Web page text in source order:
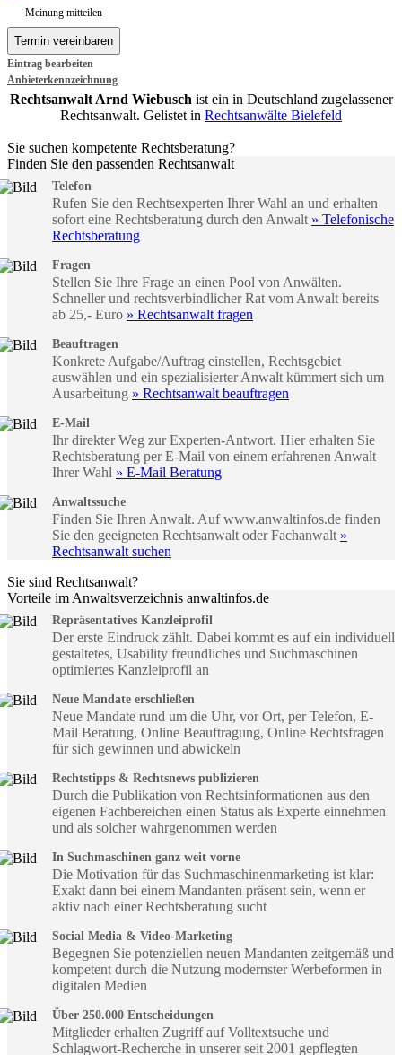
Meinung mitteilen
Eintrag bearbeiten
Anbieterkennzeichnung
Rechtsanwalt Arnd Wiebusch ist ein in Deutschland zugelassener
Rechtsanwalt. Gelistet in Rechtsanwälte Bielefeld
Sie suchen kompetente Rechtsberatung?
Finden Sie den passenden Rechtsanwalt
Telefon
Rufen Sie den Rechtsexperten Ihrer Wahl an und erhalten
sofort eine Rechtsberatung durch den Anwalt » Telefonische
Rechtsberatung
Fragen
Stellen Sie Ihre Frage an einen Pool von Anwälten.
Schneller und rechtsverbindlicher Rat vom Anwalt bereits
ab 25,- Euro » Rechtsanwalt fragen
Beauftragen
Konkrete Aufgabe/Auftrag einstellen, Rechtsgebiet
auswählen und ein spezialisierter Anwalt kümmert sich um
Ausarbeitung » Rechtsanwalt beauftragen
E-Mail
Ihr direkter Weg zur Experten-Antwort. Hier erhalten Sie
Rechtsberatung per E-Mail von einem erfahrenen Anwalt
Ihrer Wahl » E-Mail Beratung
Anwaltssuche
Finden Sie Ihren Anwalt. Auf www.anwaltinfos.de finden
Sie den geeigneten Rechtsanwalt oder Fachanwalt »
Rechtsanwalt suchen
Sie sind Rechtsanwalt?
Vorteile im Anwaltsverzeichnis anwaltinfos.de
Repräsentatives Kanzleiprofil
Der erste Eindruck zählt. Dabei kommt es auf ein individuell
gestaltetes, Usability freundliches und Suchmaschinen
optimiertes Kanzleiprofil an
Neue Mandate erschließen
Neue Mandate rund um die Uhr, vor Ort, per Telefon, E-
Mail Beratung, Online Beauftragung, Online Rechtsfragen
für sich gewinnen und abwickeln
Rechtstipps & Rechtsnews publizieren
Durch die Publikation von Rechtsinformationen aus den
eigenen Fachbereichen einen Status als Experte einnehmen
und als solcher wahrgenommen werden
In Suchmaschinen ganz weit vorne
Die Motivation für das Suchmaschinenmarketing ist klar:
Exakt dann bei einem Mandanten präsent sein, wenn er
aktiv nach einer Rechtsberatung sucht
Social Media & Video-Marketing
Begegnen Sie potenziellen neuen Mandanten zeitgemäß und
kompetent durch die Nutzung modernster Werbeformen in
digitalen Medien
Über 250.000 Entscheidungen
Mitglieder erhalten Zugriff auf Volltextsuche und
Schlagwort-Recherche in unserer seit 2001 gepflegten